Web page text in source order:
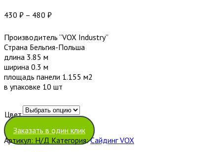
430 ₽ – 480 ₽
Производитель “VOX Industry”
Страна Бельгия-Польша
длина 3.85 м
ширина 0.3 м
площадь панели 1.155 м2
в упаковке 10 шт
Цвет
Очистить
Заказать в один клик
Артикул: Н/Д Категория:Сайдинг VOX